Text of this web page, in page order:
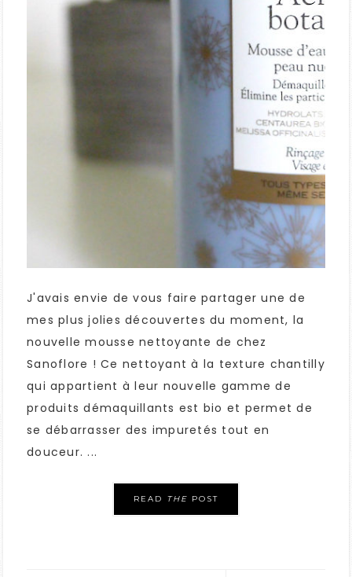
J'avais envie de vous faire partager une de
mes plus jolies découvertes du moment, la
nouvelle mousse nettoyante de chez
Sanoflore ! Ce nettoyant à la texture chantilly
qui appartient à leur nouvelle gamme de
produits démaquillants est bio et permet de
se débarrasser des impuretés tout en
douceur. ...
READ THE POST